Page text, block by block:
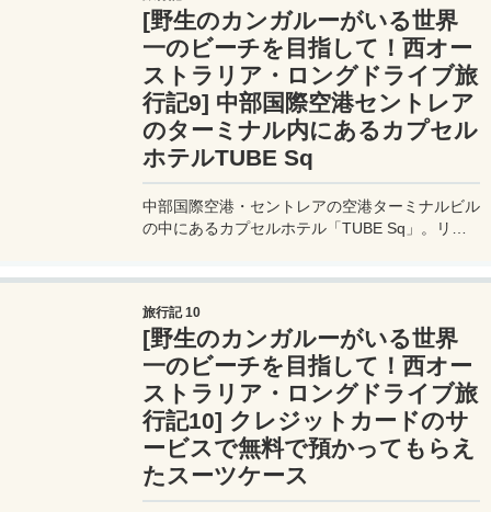
[野生のカンガルーがいる世界
一のビーチを目指して！西オー
ストラリア・ロングドライブ旅
行記9] 中部国際空港セントレア
のターミナル内にあるカプセル
ホテルTUBE Sq
中部国際空港・セントレアの空港ターミナルビル
の中にあるカプセルホテル「TUBE Sq」。リー
旅行記 10
[野生のカンガルーがいる世界
一のビーチを目指して！西オー
ストラリア・ロングドライブ旅
行記10] クレジットカードのサ
ービスで無料で預かってもらえ
たスーツケース